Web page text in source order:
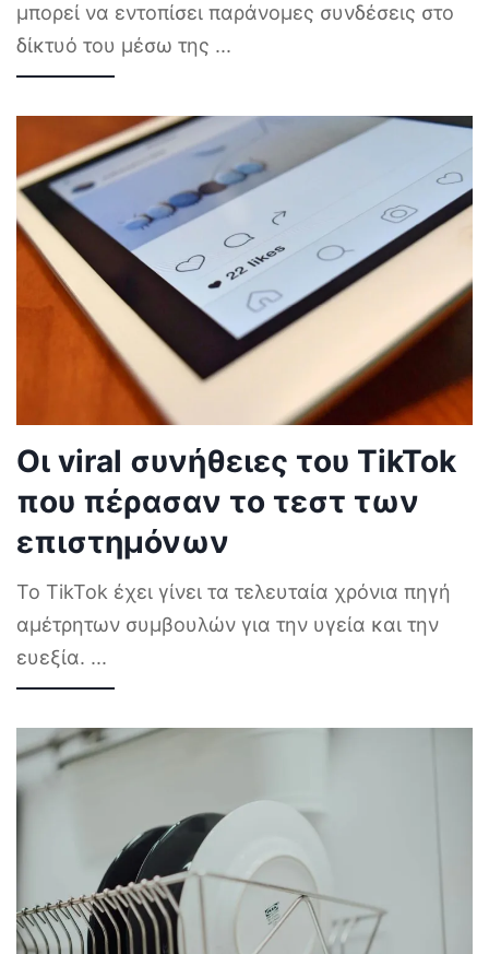
μπορεί να εντοπίσει παράνομες συνδέσεις στο
δίκτυό του μέσω της ...
Οι viral συνήθειες του TikTok
που πέρασαν το τεστ των
επιστημόνων
Το TikTok έχει γίνει τα τελευταία χρόνια πηγή
αμέτρητων συμβουλών για την υγεία και την
ευεξία. ...